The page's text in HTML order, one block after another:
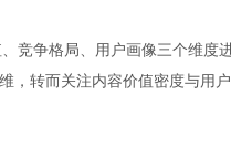
竞争格局、用户画像三个维度
，转而关注内容价值密度与用